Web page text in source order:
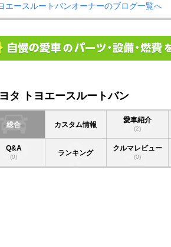
エースルートバンオーナーのブログ一覧へ
ヨタ トヨエースルートバン
総合 カスタム情報
愛車紹介
(2)
Q&A
(0) ランキング
クルマレビュー
(0)